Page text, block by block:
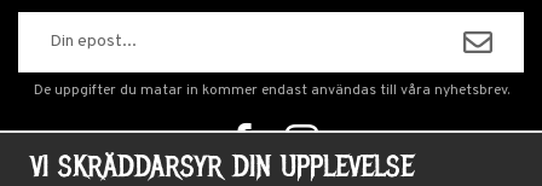
De uppgifter du matar in kommer endast användas till våra nyhetsbrev.
VI SKRÄDDARSYR DIN UPPLEVELSE